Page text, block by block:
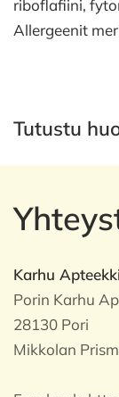
riboflafiini,
Allergeenit
Tutustu
Karhu Apteekki
Porin Karhu
28130 Pori
Mikkolan